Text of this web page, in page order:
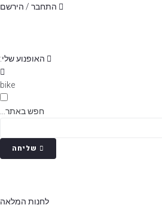
התחבר / הירשם
האופנוע שלי:
bike
חפש באתר...
שליחה
לחנות המלאה